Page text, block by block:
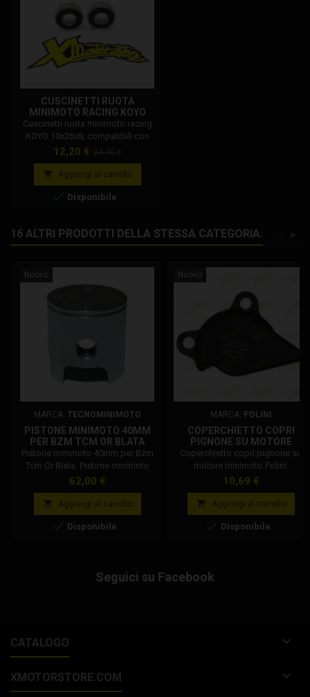
CUSCINETTI RUOTA
MINIMOTO RACING KOYO
10X26X8
Cuscinetti ruota minimoto racing
KOYO 10x26x8, compatibili con
tutte le minimoto. I cuscinetti
minimoto consentono di
migliorare lo scorrimento della
minimoto in curva.
Prezzo
12,20 €
base
 Aggiungi al carrello
 Disponibile
16 ALTRI PRODOTTI DELLA STESSA CATEGORIA: >
Nuovo
MARCA: TECNOMINIMOTO
PISTONE MINIMOTO 40MM
PER BZM TCM OR BLATA
Pistone minimoto 40mm per Bzm
Tcm Or Blata. Pistone minimoto
diametro 40 mm con spinotto 10
minimoto 50 cc, disponibile in
varie sezioni. Ultilizzabile per: -
Pistone Bzm 50 cc 2t testa piatta.
piatta. Ricambi inclusi: Il...
Prezzo
62,00 €
 Aggiungi al carrello
 Disponibile
Nuovo
MARCA: POLINI
COPERCHIETTO COPRI
PIGNONE SU MOTORE
143.075.004
Coperchietto copri pignone su
motore minimoto Polini.
Protezione per pignone minimoto
143.075.004.
Prezzo
10,69 €
 Aggiungi al carrello
 Disponibile
Seguici su Facebook
CATALOGO 
XMOTORSTORE.COM 